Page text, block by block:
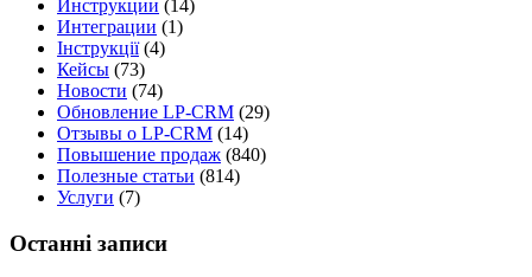
Инструкции (14)
Интеграции (1)
Інструкції(4)
Кейсы (73)
Новости (74)
Обновление LP-CRM (29)
Отзывы о LP-CRM (14)
Повышение продаж (840)
Полезные статьи (814)
Услуги (7)
Останні записи